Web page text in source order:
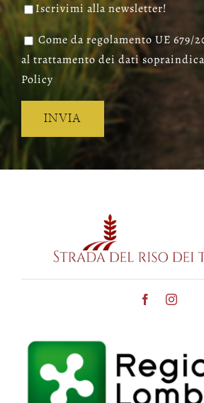
Iscrivimi alla newsletter!
Come da regolamento UE 679/
al trattamento dei dati
Policy